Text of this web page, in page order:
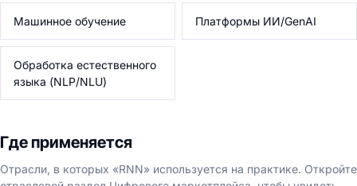
Машинное обучение Платформы ИИ/GenAI
Обработка естественного
языка (NLP/NLU)
Где применяется
Отрасли, в которых «RNN» используется на практике. Откройте